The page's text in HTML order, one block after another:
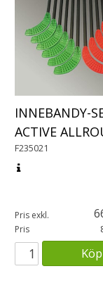
INNEBANDY-
ACTIVE
F235021
Pris exkl.
Pris
Köp